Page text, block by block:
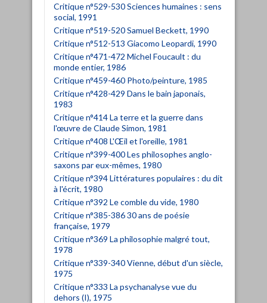
Critique n°529-530 Sciences humaines : sens
social, 1991
Critique n°519-520 Samuel Beckett, 1990
Critique n°512-513 Giacomo Leopardi, 1990
Critique n°471-472 Michel Foucault : du
monde entier, 1986
Critique n°459-460 Photo/peinture, 1985
Critique n°428-429 Dans le bain japonais,
1983
Critique n°414 La terre et la guerre dans
l'œuvre de Claude Simon, 1981
Critique n°408 L'Œil et l'oreille, 1981
Critique n°399-400 Les philosophes anglo-
saxons par eux-mêmes, 1980
Critique n°394 Littératures populaires : du dit
à l'écrit, 1980
Critique n°392 Le comble du vide, 1980
Critique n°385-386 30 ans de poésie
française, 1979
Critique n°369 La philosophie malgré tout,
1978
Critique n°339-340 Vienne, début d'un siècle,
1975
Critique n°333 La psychanalyse vue du
dehors (I), 1975